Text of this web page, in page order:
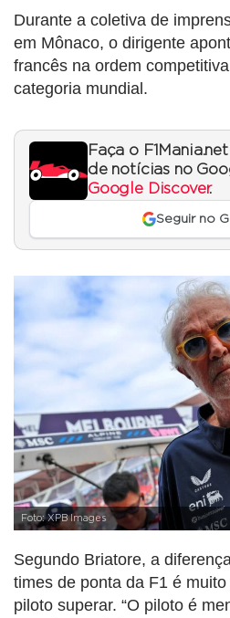
Durante a coletiva de
em Mônaco, o dirigente
francês na ordem
categoria mundial.
Faça o
de notícias no
Google Discover.
Seguir no
Foto: XPB Images
Segundo Briatore, a
times de ponta da F1 é
piloto superar. “O piloto é